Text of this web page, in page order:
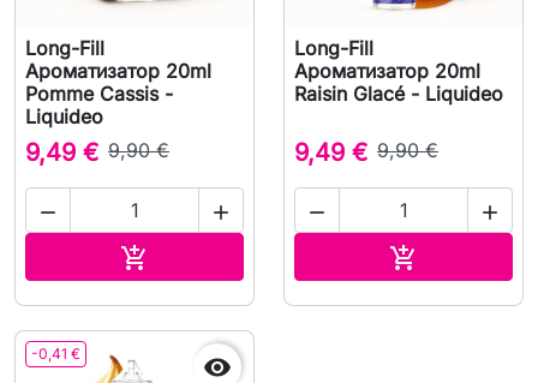
Long-Fill
Ароматизатор 20ml
Pomme Cassis -
Liquideo
9,49 € 9,90 €
 

Long-Fill
Ароматизатор 20ml
Raisin Glacé - Liquideo
9,49 € 9,90 €
 

-0,41 € 